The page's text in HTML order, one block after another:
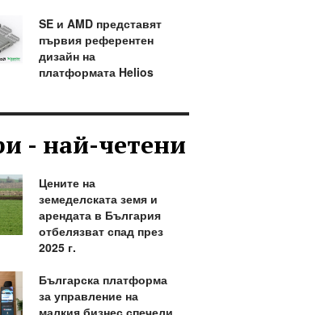
SE и AMD представят
първия референтен
дизайн на
платформата Helios
- най-четени
Цените на
земеделската земя и
арендата в България
отбелязват спад през
2025 г.
Българска платформа
за управление на
малкия бизнес спечели